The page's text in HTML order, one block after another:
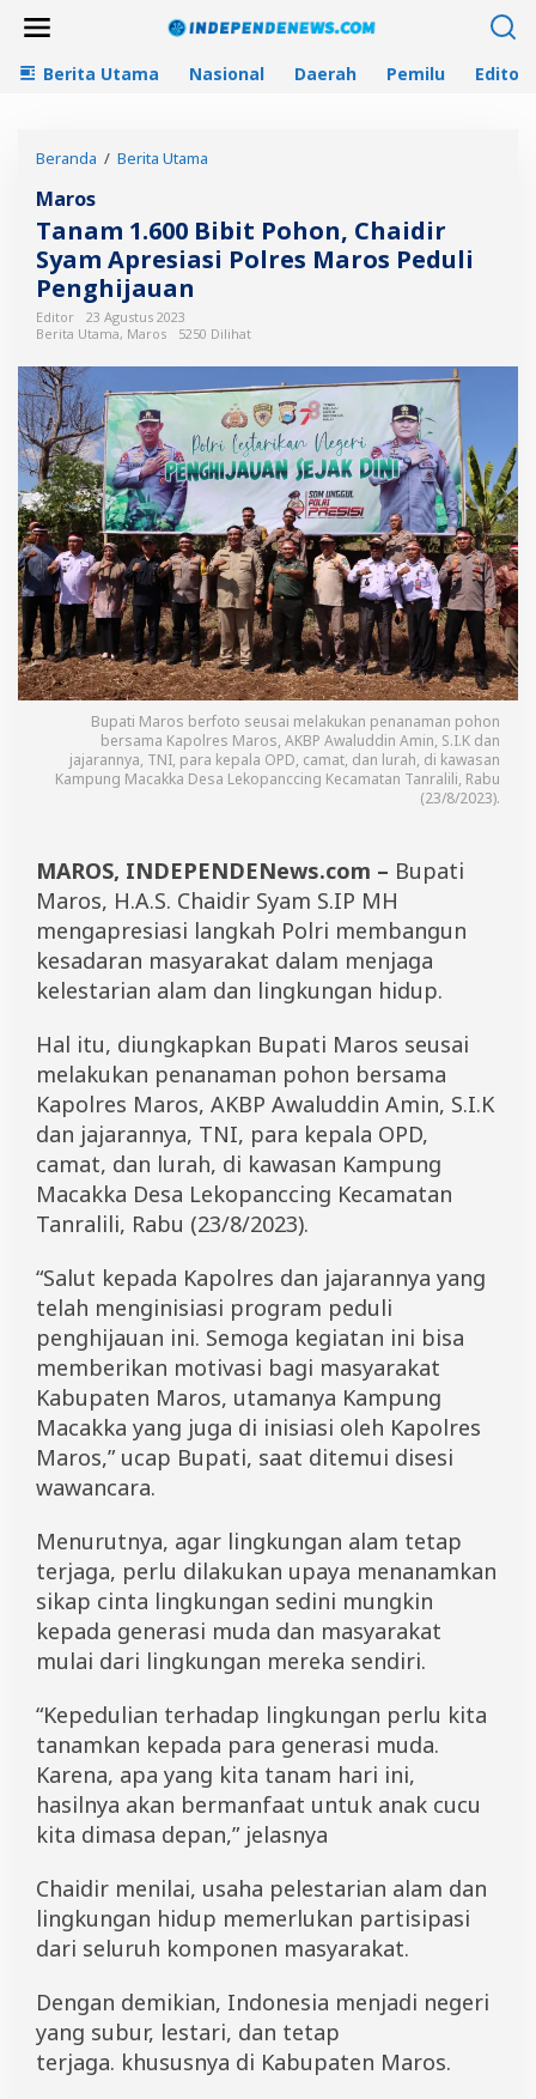
Berita Utama Nasional Daerah Pemilu
Beranda / Berita Utama
a
m
1
0
B
i
i
t
P
o
n
C
h
a
i
d
i
r
S
y
p
e
s
i
s
P
l
r
e
s
M
a
r
o
P
e
d
u
l
P
e
n
g
j
u
a
n
Maros
Tanam 1.600 Bibit Pohon, Chaidir
Syam Apresiasi Polres Maros Peduli
Penghijauan
Editor
23 Agustus 2023
Berita Utama, Maros 5250 Dilihat
Bupati Maros berfoto seusai melakukan penanaman pohon
bersama Kapolres Maros, AKBP Awaluddin Amin, S.I.K dan
jajarannya, TNI, para kepala OPD, camat, dan lurah, di kawasan
Kampung Macakka Desa Lekopanccing Kecamatan Tanralili, Rabu
(23/8/2023).
MAROS, INDEPENDENews.com – Bupati
Maros, H.A.S. Chaidir Syam S.IP MH
mengapresiasi langkah Polri membangun
kesadaran masyarakat dalam menjaga
kelestarian alam dan lingkungan hidup.
Hal itu, diungkapkan Bupati Maros seusai
melakukan penanaman pohon bersama
Kapolres Maros, AKBP Awaluddin Amin, S.I.K
dan jajarannya, TNI, para kepala OPD,
camat, dan lurah, di kawasan Kampung
Macakka Desa Lekopanccing Kecamatan
Tanralili, Rabu (23/8/2023).
“Salut kepada Kapolres dan jajarannya yang
telah menginisiasi program peduli
penghijauan ini. Semoga kegiatan ini bisa
memberikan motivasi bagi masyarakat
Kabupaten Maros, utamanya Kampung
Macakka yang juga di inisiasi oleh Kapolres
Maros,” ucap Bupati, saat ditemui disesi
wawancara.
Menurutnya, agar lingkungan alam tetap
terjaga, perlu dilakukan upaya menanamkan
sikap cinta lingkungan sedini mungkin
kepada generasi muda dan masyarakat
mulai dari lingkungan mereka sendiri.
“Kepedulian terhadap lingkungan perlu kita
tanamkan kepada para generasi muda.
Karena, apa yang kita tanam hari ini,
hasilnya akan bermanfaat untuk anak cucu
kita dimasa depan,” jelasnya
Chaidir menilai, usaha pelestarian alam dan
lingkungan hidup memerlukan partisipasi
dari seluruh komponen masyarakat.
Dengan demikian, Indonesia menjadi negeri
yang subur, lestari, dan tetap
terjaga. khususnya di Kabupaten Maros.